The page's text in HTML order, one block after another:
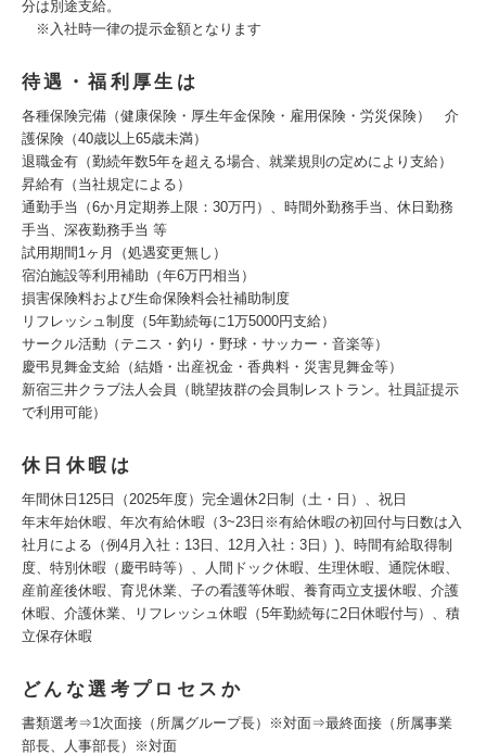
分は別途支給。
※入社時一律の提示金額となります
待遇・福利厚生は
各種保険完備（健康保険・厚生年金保険・雇用保険・労災保険） 介
護保険（40歳以上65歳未満）
退職金有（勤続年数5年を超える場合、就業規則の定めにより支給）
昇給有（当社規定による）
通勤手当（6か月定期券上限：30万円）、時間外勤務手当、休日勤務
手当、深夜勤務手当 等
試用期間1ヶ月（処遇変更無し）
宿泊施設等利用補助（年6万円相当）
損害保険料および生命保険料会社補助制度
リフレッシュ制度（5年勤続毎に1万5000円支給）
サークル活動（テニス・釣り・野球・サッカー・音楽等）
慶弔見舞金支給（結婚・出産祝金・香典料・災害見舞金等）
新宿三井クラブ法人会員（眺望抜群の会員制レストラン。社員証提示
で利用可能）
休日休暇は
年間休日125日（2025年度）完全週休2日制（土・日）、祝日
年末年始休暇、年次有給休暇（3~23日※有給休暇の初回付与日数は入
社月による（例4月入社：13日、12月入社：3日）)、時間有給取得制
度、特別休暇（慶弔時等）、人間ドック休暇、生理休暇、通院休暇、
産前産後休暇、育児休業、子の看護等休暇、養育両立支援休暇、介護
休暇、介護休業、リフレッシュ休暇（5年勤続毎に2日休暇付与）、積
立保存休暇
どんな選考プロセスか
書類選考⇒1次面接（所属グループ長）※対面⇒最終面接（所属事業
部長、人事部長）※対面